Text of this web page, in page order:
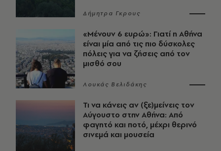
Δήμητρα Γκρους
«Μένουν 6 ευρώ»: Γιατί η Αθήνα
είναι μία από τις πιο δύσκολες
πόλεις για να ζήσεις από τον
μισθό σου
Λουκάς Βελιδάκης
Τι να κάνεις αν (ξε)μείνεις τον
Αύγουστο στην Αθήνα: Από
φαγητό και ποτό, μέχρι θερινό
σινεμά και μουσεία